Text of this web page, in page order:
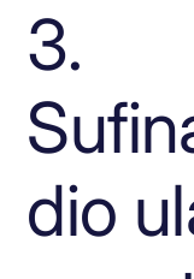
3.
dio